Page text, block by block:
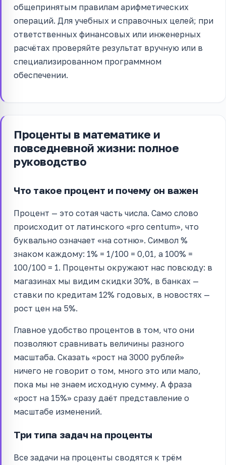
общепринятым правилам арифметических
операций. Для учебных и справочных целей; при
ответственных финансовых или инженерных
расчётах проверяйте результат вручную или в
специализированном программном
обеспечении.
Проценты в математике и
повседневной жизни: полное
руководство
Что такое процент и почему он важен
Процент — это сотая часть числа. Само слово
происходит от латинского «pro centum», что
буквально означает «на сотню». Символ %
знаком каждому: 1% = 1/100 = 0,01, а 100% =
100/100 = 1. Проценты окружают нас повсюду: в
магазинах мы видим скидки 30%, в банках —
ставки по кредитам 12% годовых, в новостях —
рост цен на 5%.
Главное удобство процентов в том, что они
позволяют сравнивать величины разного
масштаба. Сказать «рост на 3000 рублей»
ничего не говорит о том, много это или мало,
пока мы не знаем исходную сумму. А фраза
«рост на 15%» сразу даёт представление о
масштабе изменений.
Три типа задач на проценты
Все задачи на проценты сводятся к трём